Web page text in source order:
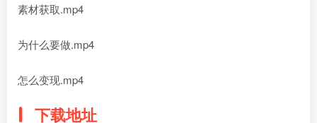
素材获取.mp4
为什么要做.mp4
怎么变现.mp4
下载地址